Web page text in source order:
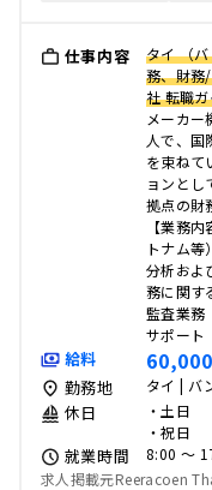
仕事内容
タイ （
務、財務
社 転職
メーカ
人で、国
を束ねて
ョンとし
拠点の財
【業務
トナム
分析およ
務に関す
監査業務
サポート
給料
勤務地 タイ | バ
休日
・土日
・祝日
就業時間
8:00 〜
求人掲載元Reeracoen